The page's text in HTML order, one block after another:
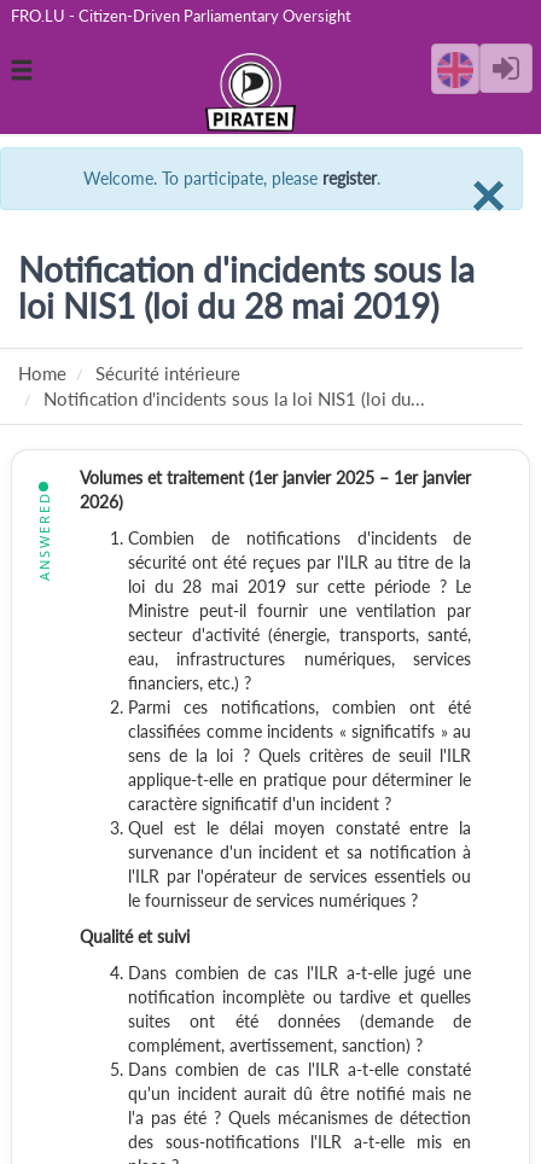
FRO.LU - Citizen-Driven Parliamentary Oversight
Toggle
×
Welcome. To participate, please register.
Notification d'incidents sous la
loi NIS1 (loi du 28 mai 2019)
Home
Sécurité intérieure
Notification d'incidents sous la loi NIS1 (loi du...
ANSWERED
Volumes et traitement (1er janvier 2025 – 1er janvier
2026)
Combien de notifications d'incidents de
sécurité ont été reçues par l'ILR au titre de la
loi du 28 mai 2019 sur cette période ? Le
Ministre peut-il fournir une ventilation par
secteur d'activité (énergie, transports, santé,
eau, infrastructures numériques, services
financiers, etc.) ?
Parmi ces notifications, combien ont été
classifiées comme incidents « significatifs » au
sens de la loi ? Quels critères de seuil l'ILR
applique-t-elle en pratique pour déterminer le
caractère significatif d'un incident ?
Quel est le délai moyen constaté entre la
survenance d'un incident et sa notification à
l'ILR par l'opérateur de services essentiels ou
le fournisseur de services numériques ?
Qualité et suivi
Dans combien de cas l'ILR a-t-elle jugé une
notification incomplète ou tardive et quelles
suites ont été données (demande de
complément, avertissement, sanction) ?
Dans combien de cas l'ILR a-t-elle constaté
qu'un incident aurait dû être notifié mais ne
l'a pas été ? Quels mécanismes de détection
des sous-notifications l'ILR a-t-elle mis en